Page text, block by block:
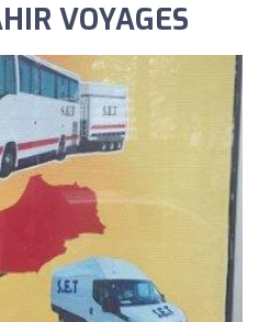
VOYAGES